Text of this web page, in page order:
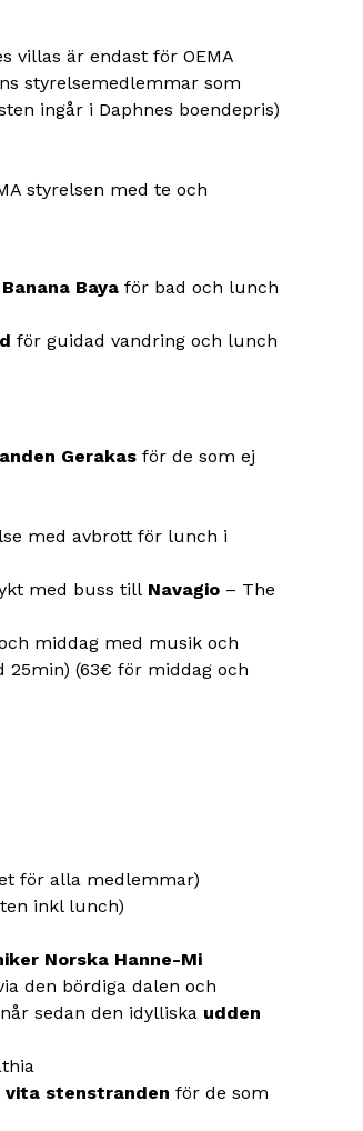
villas är endast för OEMA
styrelsemedlemmar som
ingår i Daphnes boendepris)
styrelsen med te och
Baya för bad och lunch
för guidad vandring och lunch
Gerakas för de som ej
med avbrott för lunch i
med buss till Navagio – The
middag med musik och
25min) (63€ för middag och
för alla medlemmar)
inkl lunch)
Norska Hanne-Mi
den bördiga dalen och
sedan den idylliska udden
vita stenstranden för de som